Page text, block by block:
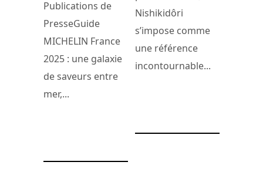
Publications de
PresseGuide
MICHELIN France
2025 : une galaxie
de saveurs entre
mer,...
Nishikidôri
s’impose comme
une référence
incontournable...